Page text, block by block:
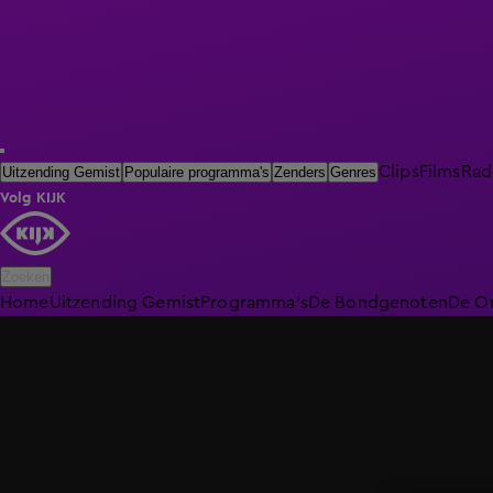
Uitzending Gemist Populaire programma's Zenders Genres ClipsFilms
Volg KIJK
HomeUitzending GemistProgramma'sDe BondgenotenDe